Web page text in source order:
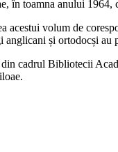
în toamna anului
volum de
și ortodocși au
cadrul Bibliotecii